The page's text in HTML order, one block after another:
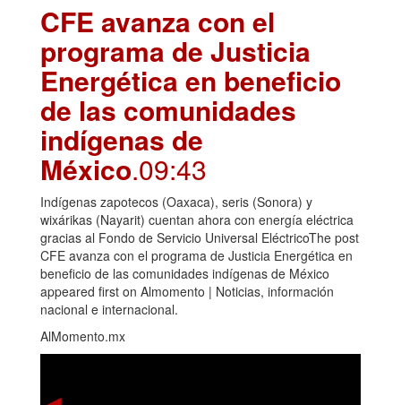
CFE avanza con el
programa de Justicia
Energética en beneficio
de las comunidades
indígenas de
México.09:43
Indígenas zapotecos (Oaxaca), seris (Sonora) y
wixárikas (Nayarit) cuentan ahora con energía eléctrica
gracias al Fondo de Servicio Universal EléctricoThe post
CFE avanza con el programa de Justicia Energética en
beneficio de las comunidades indígenas de México
appeared first on Almomento | Noticias, información
nacional e internacional.
AlMomento.mx